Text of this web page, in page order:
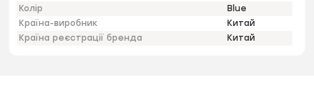
Колір
Blue
Країна-виробник
Китай
Країна реєстрації бренда
Китай